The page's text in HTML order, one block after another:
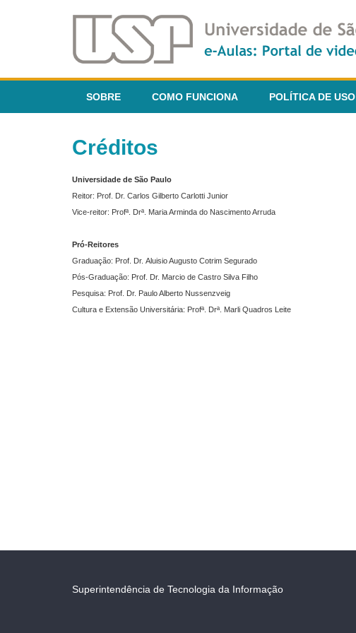
SOBRE COMO FUNCIONA POLÍTICA DE USO
Créditos
Universidade de São Paulo
Reitor: Prof. Dr. Carlos Gilberto Carlotti Junior
Vice-reitor: Profª. Drª. Maria Arminda do Nascimento Arruda
Pró-Reitores
Graduação: Prof. Dr. Aluisio Augusto Cotrim Segurado
Pós-Graduação: Prof. Dr. Marcio de Castro Silva Filho
Pesquisa: Prof. Dr. Paulo Alberto Nussenzveig
Cultura e Extensão Universitária: Profª. Drª. Marli Quadros Leite
Superintendência de Tecnologia da Informação